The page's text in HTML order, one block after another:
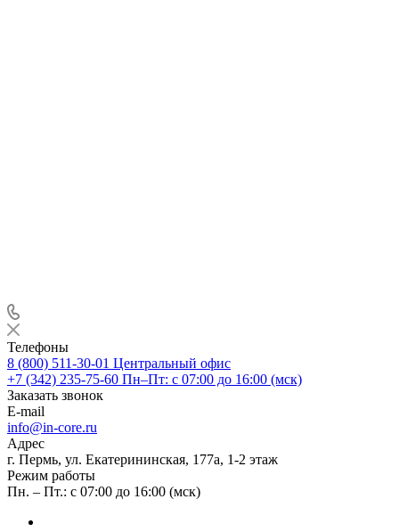
Телефоны
8 (800) 511-30-01 Центральный офис
+7 (342) 235-75-60 Пн–Пт: с 07:00 до 16:00 (мск)
Заказать звонок
E-mail
info@in-core.ru
Адрес
г. Пермь, ул. ​Екатерининская, 177а, ​1-2 этаж
Режим работы
Пн. – Пт.: с 07:00 до 16:00 (мск)